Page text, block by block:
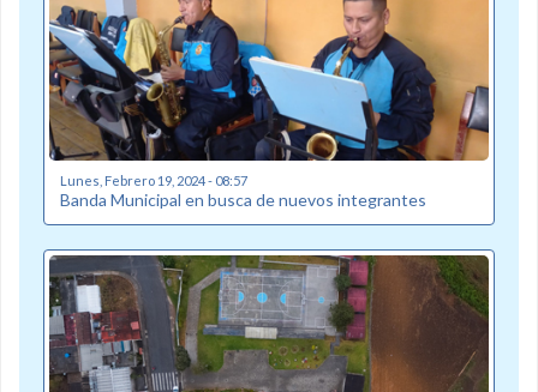
Lunes, Febrero 19, 2024 - 08:57
Banda Municipal en busca de nuevos integrantes